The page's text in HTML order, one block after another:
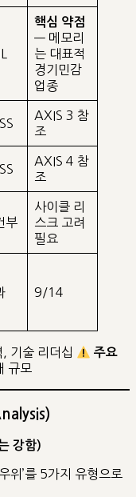
핵심 약점
— 메모리
는 대표적
경기민감
업종
AXIS 3 참
조
AXIS 4 참
조
부
사이클 리
스크 고려
필요
9/14
기술 리더십
주요
규모
강함)
위’를 5가지 유형으로